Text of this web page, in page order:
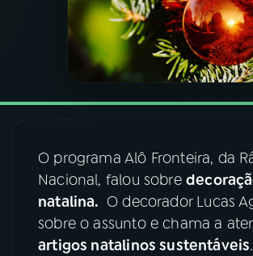
PODCASTS
VIDEOCASTS
08FESTIVAL DE MÚSICA
ACOMPANHE A RÁDIO NACIONAL
O programa Alô Fronteira, da
Nacional, falou sobre
natalina. O decorador Lucas
sobre o assunto e chama a
artigos natalinos sustentáveis.